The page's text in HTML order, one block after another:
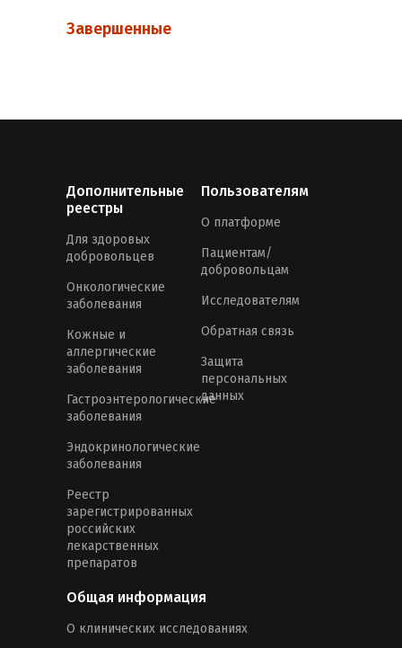
Завершенные
Дополнительные
реестры
Для здоровых
добровольцев
Онкологические
заболевания
Кожные и
аллергические
заболевания
Гастроэнтерологические
заболевания
Эндокринологические
заболевания
Реестр
зарегистрированных
российских
лекарственных
препаратов
Пользователям
О платформе
Пациентам/
добровольцам
Исследователям
Обратная связь
Защита
персональных
данных
Общая информация
О клинических исследованиях